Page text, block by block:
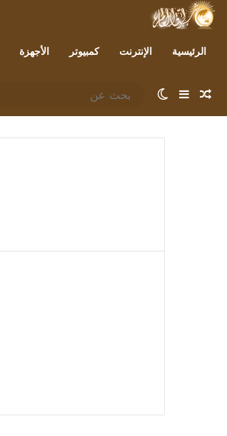
الرئيسية الإنترنت كمبيوتر الأجهزة
مقال عشوائي
إضافة عمود جانبي
الوضع المظلم